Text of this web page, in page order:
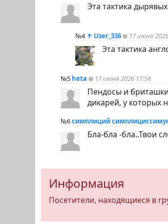
Эта тактика
№4 ↑ User_336 17 июня
Эта тактика
№5 heta 17 июня 2026 17:58
Пендосы и
дикарей, у которых
№6симплиций
Бла-бла -бла..Твои
Информация
Посетители, находящиеся в